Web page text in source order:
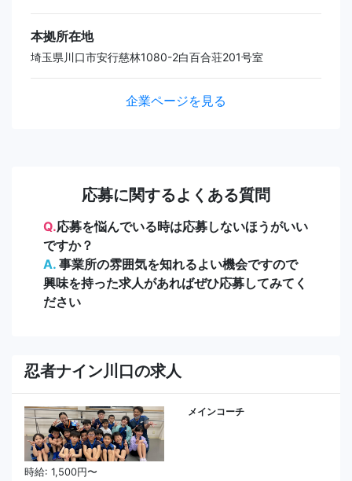
本拠所在地
埼玉県川口市安行慈林1080-2白百合荘201号室
企業ページを見る
応募に関するよくある質問
Q.応募を悩んでいる時は応募しないほうがいい
ですか？
A. 事業所の雰囲気を知れるよい機会ですので
興味を持った求人があればぜひ応募してみてく
ださい
忍者ナイン川口の求人
メインコーチ
時給: 1,500円〜